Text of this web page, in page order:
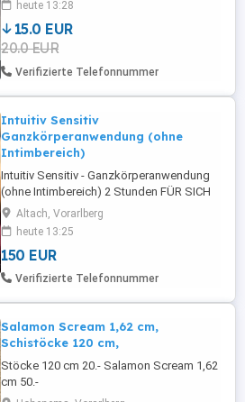
Solange die Anzeige online ist können die
Pedale käuflich erworben werden.
Anfragen ob noch zu haben werden
Aufgrund zahlreicher Betrugsversuche
nicht ...
heute 13:28
15.0 EUR
20.0 EUR
Verifizierte Telefonnummer
Intuitiv Sensitiv
Ganzkörperanwendung (ohne
Intimbereich)
Intuitiv Sensitiv - Ganzkörperanwendung
(ohne Intimbereich) 2 Stunden FÜR SICH
SEIN Fühle Dich eingeladen zu dieser
Anwendung mit warmen Öl und
wunderbarer Mantra Musik, die aus
sanften Federstrichen und schwungvollen
Ausstreichungen besteht. Lange
sanften Berührungen ...
Altach, Vorarlberg
heute 13:25
150 EUR
Verifizierte Telefonnummer
Salamon Scream 1,62 cm,
Schistöcke 120 cm,
Stöcke 120 cm 20.- Salamon Scream 1,62
cm 50.-